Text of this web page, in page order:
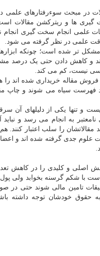
در مبحث سوءرفتارهای علمی
گیری ها و ریترکشن مقالات
علمی انجام سخت گیری
مشکل تر شده است؛ چونکه
و کاهش دادن حتی یک درصد
نیست، کم می کند.
مقاله خریداری شده اند را
سیاه می شوند و چاپ
و تنها یکی از دلیلهای آن
به انجام می رسد و نباید
را سلب اعتبار کنند. هم
علوم جدی گرفته شده اند و
اصلی و کلیدی را در کاهش
با شکم گرسنه بخوابد ولی پول
تامین مالی شوند حتی در
حقوق خودشان توجه داشته